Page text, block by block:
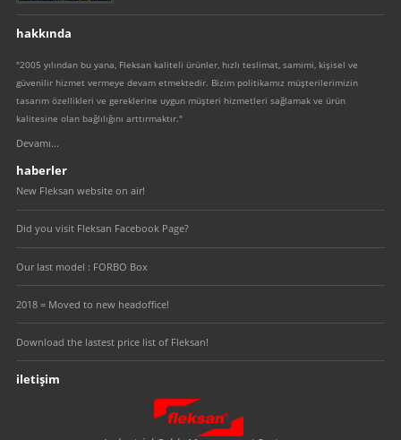
hakkında
"2005 yılından bu yana, Fleksan kaliteli ürünler, hızlı teslimat, samimi, kişisel ve
güvenilir hizmet vermeye devam etmektedir. Bizim politikamız müşterilerimizin
tasarım özellikleri ve gereklerine uygun müşteri hizmetleri sağlamak ve ürün
kalitesine olan bağlılığını arttırmaktır."
Devamı...
haberler
New Fleksan website on air!
Did you visit Fleksan Facebook Page?
Our last model : FORBO Box
2018 = Moved to new headoffice!
Download the lastest price list of Fleksan!
iletişim